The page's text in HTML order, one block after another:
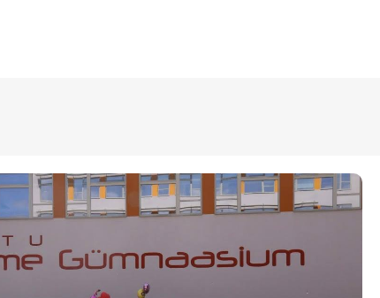
Meie kool
Dokumendid
Uudised
Lapsevanemale
Vilistlastele